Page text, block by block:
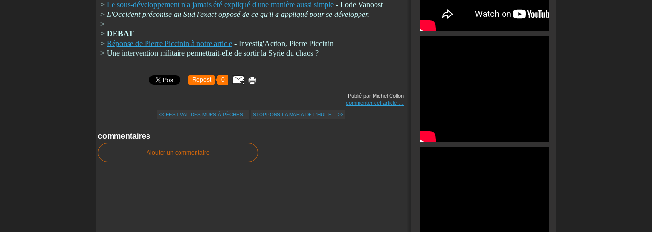
> Le sous-développement n'a jamais été expliqué d'une manière aussi simple - Lode Vanoost
> L'Occident préconise au Sud l'exact opposé de ce qu'il a appliqué pour se développer.
>
> DEBAT
> Réponse de Pierre Piccinin à notre article - Investig'Action, Pierre Piccinin
> Une intervention militaire permettrait-elle de sortir la Syrie du chaos ?
Repost 0
Publié par Michel Collon
commenter cet article
<< FESTIVAL DES MURS À PÊCHES... STOPPONS LA MAFIA DE L'HUILE... >>
commentaires
Ajouter un commentaire